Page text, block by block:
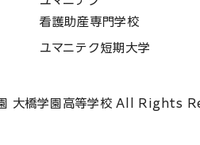
看護助産専門学校
ユマニテク短期大学
大橋学園高等学校 All Rights